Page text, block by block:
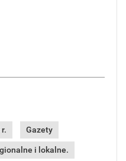
Gazety
i lokalne.